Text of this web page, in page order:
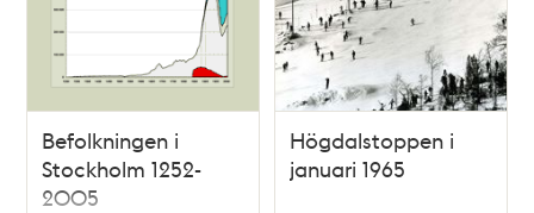
Befolkningen i
Stockholm 1252-
2005
Högdalstoppen i
januari 1965